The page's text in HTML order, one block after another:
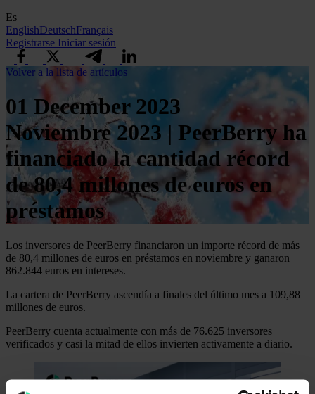
Es
EnglishDeutschFrançais
Registrarse Iniciar sesión
Volver a la lista de artículos
01 December 2023
Noviembre 2023 | PeerBerry ha
financiado la cantidad récord
de 80,4 millones de euros en
préstamos
Los inversores de PeerBerry financiaron un importe récord de más
de 80,4 millones de euros en préstamos en noviembre y ganaron
862.844 euros en intereses.
La cartera de PeerBerry ascendía a finales del último mes a 109,88
millones de euros.
PeerBerry cuenta actualmente con más de 76.625 inversores
verificados y casi la mitad de ellos invierten activamente a diario.